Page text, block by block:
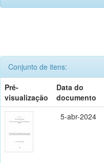
Conjunto de itens:
Pré-
visualização
Data do
documento
5-abr-2024